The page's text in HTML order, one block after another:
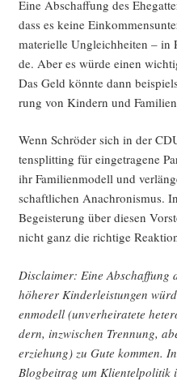
Eine Abschaf­fung des
dass es kei­ne
mate­ri­el­le Ungleich­hei­ten – in
de. Aber es wür­de einen
Das Geld könn­te dann
rung von Kin­dern und
Wenn Schrö­der sich in der
ten­split­ting für ein­ge­tra­ge­ne
ihr Fami­li­en­mo­dell und
schaft­li­chen Ana­chro­nis­mus.
Begeis­te­rung über die­sen
nicht ganz die rich­ti­ge
Dis­clai­mer: Eine Abschaf­fung
höhe­rer Kin­der­leis­tun­gen
en­mo­dell (unver­hei­ra­te­te
dern, inzwi­schen Tren­nung,
er­zie­hung) zu Gute kom­men.
Blog­bei­trag um Kli­en­tel­po­li­tik